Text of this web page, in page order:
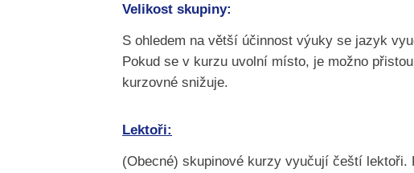
Velikost skupiny:
S ohledem na větší účinnost výuky se jazyk
Pokud se v kurzu uvolní místo, je možno
kurzovné snižuje.
Lektoři:
(Obecné) skupinové kurzy vyučují čeští lektoři.